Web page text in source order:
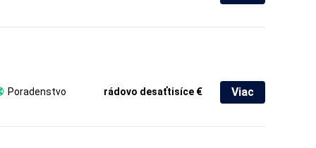
Poradenstvo rádovo desaťtisíce € Viac